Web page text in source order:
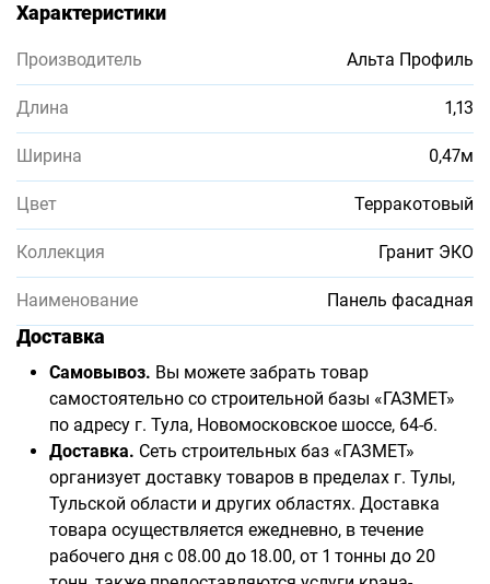
Характеристики
Производитель Альта Профиль
Длина 1,13
Ширина 0,47м
Цвет Терракотовый
Коллекция Гранит ЭКО
Наименование Панель фасадная
Доставка
Самовывоз. Вы можете забрать товар
самостоятельно со строительной базы «ГАЗМЕТ»
по адресу г. Тула, Новомосковское шоссе, 64-б.
Доставка. Сеть строительных баз «ГАЗМЕТ»
организует доставку товаров в пределах г. Тулы,
Тульской области и других областях. Доставка
товара осуществляется ежедневно, в течение
рабочего дня с 08.00 до 18.00, от 1 тонны до 20